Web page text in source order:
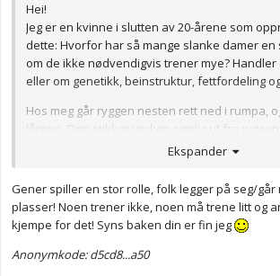
Hei!
Jeg er en kvinne i slutten av 20-årene som
dette: Hvorfor har så mange slanke damer
om de ikke nødvendigvis trener mye? Handler
eller om genetikk, beinstruktur, fettfordeling
Hos meg går ryggen nesten rett ned i rumpa,
lårene. Den stikker verken særlig ut fra ryggen
mot lårene, og jeg kjenner at dette påvirker
med å se for meg at det er mulig å få en
form.
Derfor legger jeg ved noen bilder (selv om det
jeg oppriktig ønsker å vite:
– Er det mulig for alle å trene seg til en mer
Ekspander
Gener spiller en stor rolle, folk legger på seg/
plasser! Noen trener ikke, noen må trene litt og
kjempe for det! Syns baken din er fin jeg
Anonymkode: d5cd8...a50